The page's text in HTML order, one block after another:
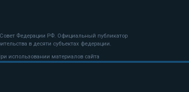
Федерации РФ. Официальный публикатор
в десяти субъектах федерации.
использовании материалов сайта